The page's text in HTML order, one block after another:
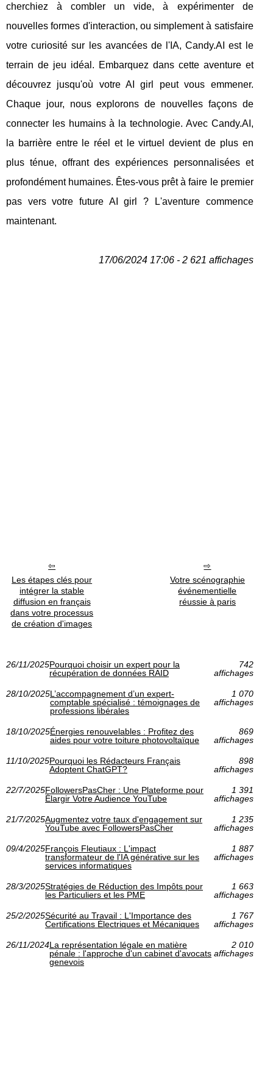
cherchiez à combler un vide, à expérimenter de
nouvelles formes d'interaction, ou simplement à satisfaire
votre curiosité sur les avancées de l'IA, Candy.AI est le
terrain de jeu idéal. Embarquez dans cette aventure et
découvrez jusqu'où votre AI girl peut vous emmener.
Chaque jour, nous explorons de nouvelles façons de
connecter les humains à la technologie. Avec Candy.AI,
la barrière entre le réel et le virtuel devient de plus en
plus ténue, offrant des expériences personnalisées et
profondément humaines. Êtes-vous prêt à faire le premier
pas vers votre future AI girl ? L'aventure commence
maintenant.
17/06/2024 17:06 - 2 621 affichages
Les étapes clés pour
intégrer la stable
diffusion en français
dans votre processus
de création d'images
Votre scénographie
événementielle
réussie à paris
26/11/2025Pourquoi choisir un expert pour la
récupération de données RAID
742
affichages
28/10/2025L’accompagnement d’un expert-
comptable spécialisé : témoignages de
professions libérales
1 070
affichages
18/10/2025Énergies renouvelables : Profitez des
aides pour votre toiture photovoltaïque
869
affichages
11/10/2025Pourquoi les Rédacteurs Français
Adoptent ChatGPT?
898
affichages
22/7/2025FollowersPasCher : Une Plateforme pour
Élargir Votre Audience YouTube
1 391
affichages
21/7/2025Augmentez votre taux d'engagement sur
YouTube avec FollowersPasCher
1 235
affichages
09/4/2025François Fleutiaux : L'impact
transformateur de l'IA générative sur les
services informatiques
1 887
affichages
28/3/2025Stratégies de Réduction des Impôts pour
les Particuliers et les PME
1 663
affichages
25/2/2025Sécurité au Travail : L'Importance des
Certifications Électriques et Mécaniques
1 767
affichages
26/11/2024La représentation légale en matière
pénale : l'approche d'un cabinet d'avocats
genevois
2 010
affichages